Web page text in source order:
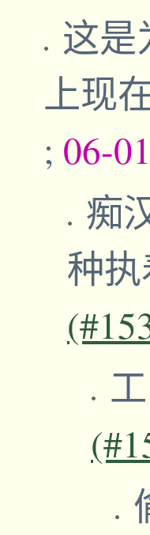
这是
上现
; 06-
痴
种